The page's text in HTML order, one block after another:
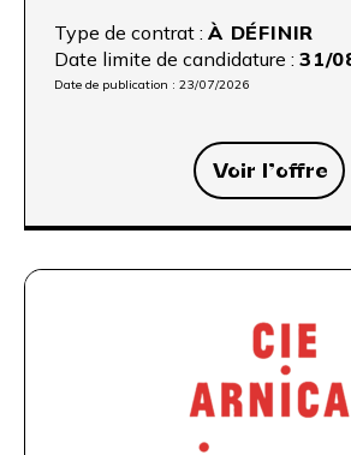
Type de contrat : À DÉFINIR
Date limite de candidature : 31/
Date de publication : 23/07/2026
Voir l’offre